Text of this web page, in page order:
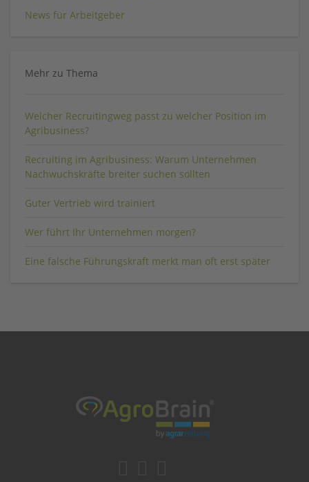
News für Arbeitgeber
Mehr zu Thema
Welcher Recruitingweg passt zu welcher Position im
Agribusiness?
Recruiting im Agribusiness: Warum Unternehmen
Nachwuchskräfte breiter suchen sollten
Guter Vertrieb wird trainiert
Wer führt Ihr Unternehmen morgen?
Eine falsche Führungskraft merkt man oft erst später